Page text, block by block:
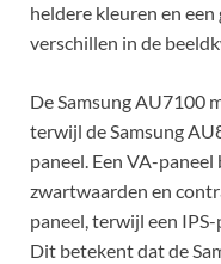
heldere kleuren en
verschillen in de
De Samsung AU7100
terwijl de Samsung
paneel. Een VA-
zwartwaarden en
paneel, terwijl een
Dit betekent dat de